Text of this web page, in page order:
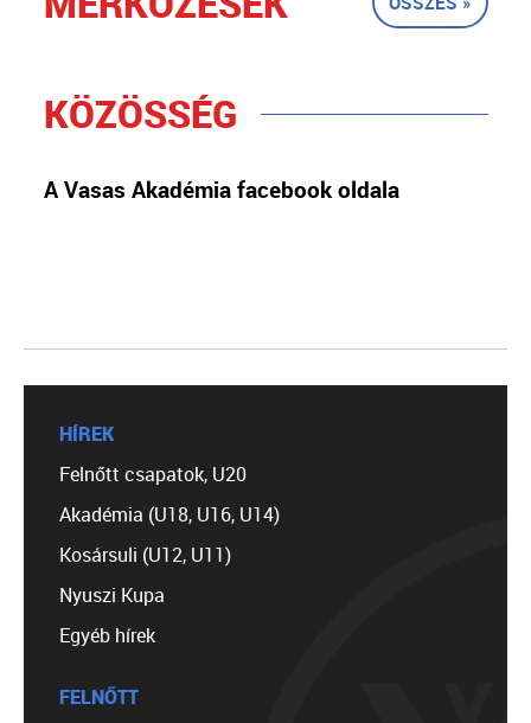
KÖZÖSSÉG
A Vasas Akadémia facebook oldala
HÍREK
Felnőtt csapatok, U20
Akadémia (U18, U16, U14)
Kosársuli (U12, U11)
Nyuszi Kupa
Egyéb hírek
FELNŐTT